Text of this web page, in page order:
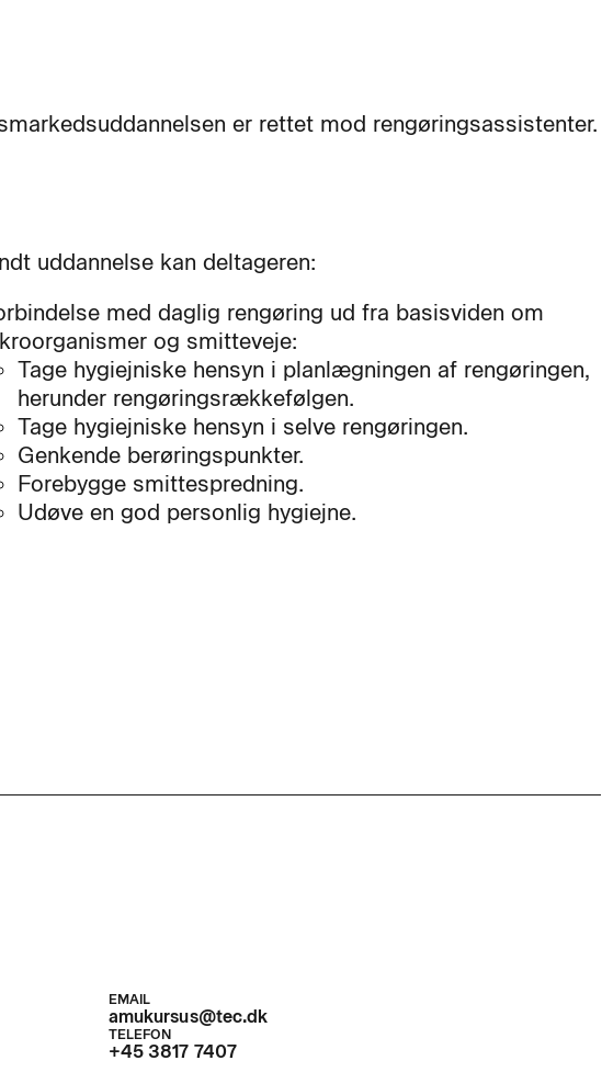
er rettet mod rengøringsassistenter.
uddannelse kan deltageren:
med daglig rengøring ud fra basisviden om
og smitteveje:
Tage hygiejniske hensyn i planlægningen af rengøringen,
herunder rengøringsrækkefølgen.
Tage hygiejniske hensyn i selve rengøringen.
Genkende berøringspunkter.
Forebygge smittespredning.
Udøve en god personlig hygiejne.
EMAIL
amukursus@tec.dk
TELEFON
+45 3817 7407